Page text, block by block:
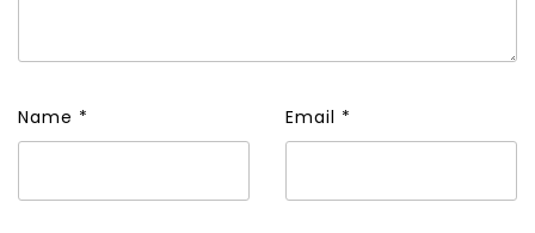
Name * Email *